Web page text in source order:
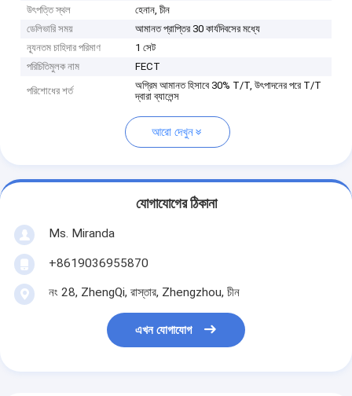
উৎপত্তি স্থল
হেনান, চীন
ডেলিভারি সময়
আমানত প্রাপ্তির 30 কার্যদিবসের মধ্যে
ন্যূনতম চাহিদার পরিমাণ
1 সেট
পরিচিতিমুলক নাম
FECT
পরিশোধের শর্ত
অগ্রিম আমানত হিসাবে 30% T/T, উৎপাদনের পরে T/T
দ্বারা ব্যালেন্স
আরো দেখুন
যোগাযোগের ঠিকানা
Ms. Miranda
+8619036955870
নং 28, ZhengQi, রাস্তার, Zhengzhou, চীন
এখন যোগাযোগ